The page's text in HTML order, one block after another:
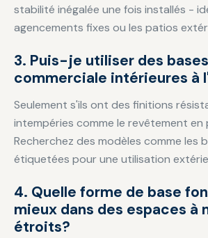
stabilité inégalée une fois installés -
agencements fixes ou les patios
3. Puis-je utiliser des
commerciale intérieures à
Seulement s'ils ont des finitions
intempéries comme le revêtement en
Recherchez des modèles comme les
étiquetées pour une utilisation
4. Quelle forme de base
mieux dans des espaces à
étroits?